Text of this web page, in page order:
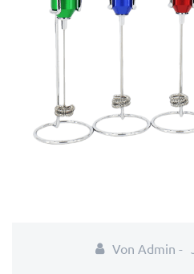
Von Admin -